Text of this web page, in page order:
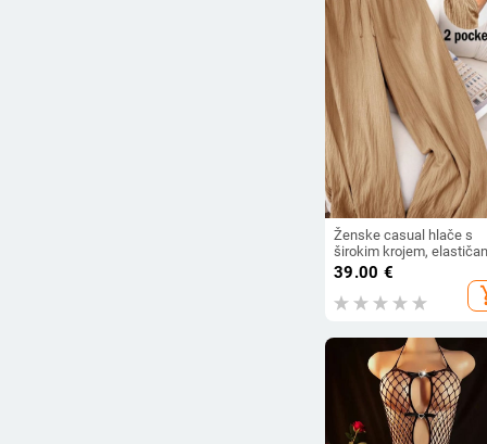
Ženske casual hlače s
širokim krojem, elastičan
pojas, chenille tkanina,
lagana tekstura, ljeto
39.00 €